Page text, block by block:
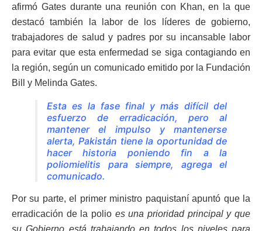
afirmó Gates durante una reunión con Khan, en la que
destacó también la labor de los líderes de gobierno,
trabajadores de salud y padres por su incansable labor
para evitar que esta enfermedad se siga contagiando en
la región, según un comunicado emitido por la Fundación
Bill y Melinda Gates.
Esta es la fase final y más difícil del
esfuerzo de erradicación, pero al
mantener el impulso y mantenerse
alerta, Pakistán tiene la oportunidad de
hacer historia poniendo fin a la
poliomielitis para siempre, agrega el
comunicado.
Por su parte, el primer ministro paquistaní apuntó que la
erradicación de la polio es una prioridad principal y que